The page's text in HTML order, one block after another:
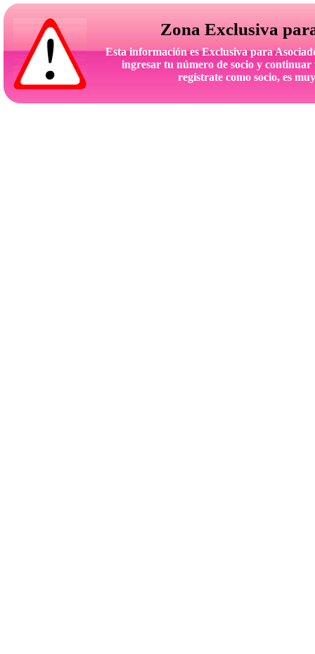
Esta información es Exclusiva para
ingresar tu número de socio y
regístrate como socio, es
Zona Exclusiva